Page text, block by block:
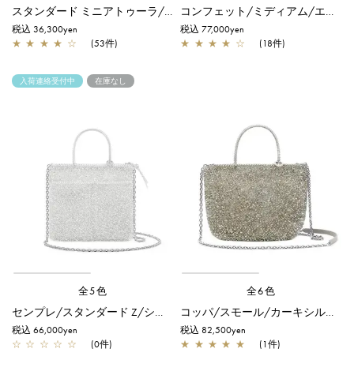
スタンダード ミニアトゥーラ/パウダリーピンクシルバー
税込 36,300yen
★ ★ ★ ★ ☆ (53件)
コンフェット/ミディアム/エナメルブラック
税込 77,000yen
★ ★ ★ ★ ☆ (18件)
入荷連絡受付中 在庫なし
全5色
センプレ/スタンダード Z/シルバー
税込 66,000yen
☆ ☆ ☆ ☆ ☆ (0件)
全6色
コッパ/スモール/カーキシルバー
税込 82,500yen
★ ★ ★ ★ ★ (1件)